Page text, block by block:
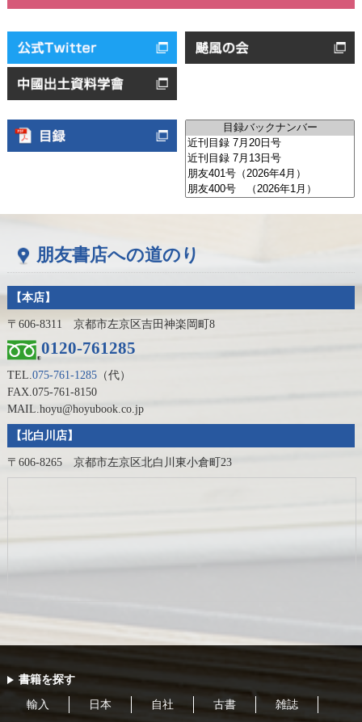
朋友書店への道のり
【本店】
〒606-8311 京都市左京区吉田神楽岡町8
0120-761285
TEL.075-761-1285（代）
FAX.075-761-8150
MAIL.hoyu@hoyubook.co.jp
【北白川店】
〒606-8265 京都市左京区北白川東小倉町23
書籍を探す
輸入 日本 自社 古書 雑誌